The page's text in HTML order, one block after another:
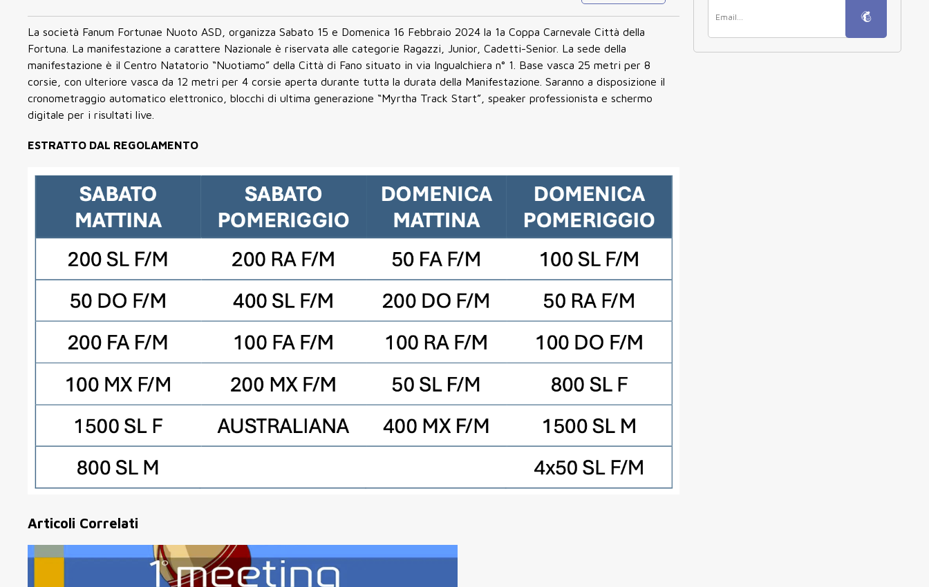
La società Fanum Fortunae Nuoto ASD, organizza Sabato 15 e Domenica 16 Febbraio 2024 la 1a Coppa Carnevale Città della
Fortuna. La manifestazione a carattere Nazionale è riservata alle categorie Ragazzi, Junior, Cadetti-Senior. La sede della
manifestazione è il Centro Natatorio “Nuotiamo” della Città di Fano situato in via Ingualchiera n° 1. Base vasca 25 metri per 8
corsie, con ulteriore vasca da 12 metri per 4 corsie aperta durante tutta la durata della Manifestazione. Saranno a disposizione il
cronometraggio automatico elettronico, blocchi di ultima generazione “Myrtha Track Start”, speaker professionista e schermo
digitale per i risultati live.
ESTRATTO DAL REGOLAMENTO
Articoli Correlati